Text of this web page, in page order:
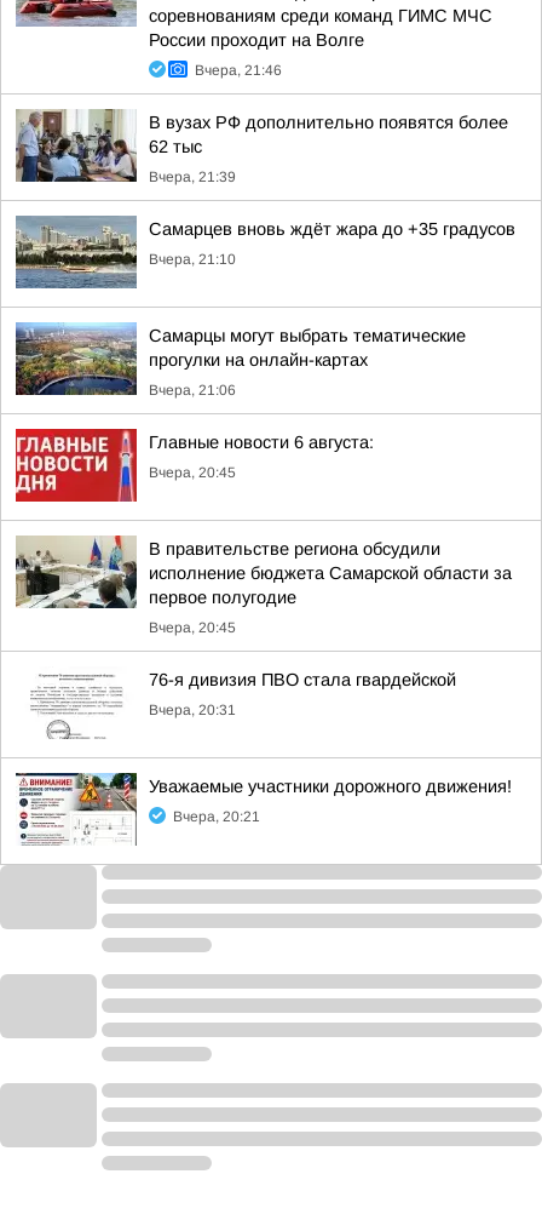
соревнованиям среди команд ГИМС МЧС
России проходит на Волге
Вчера, 21:46
В вузах РФ дополнительно появятся более
62 тыс
Вчера, 21:39
Самарцев вновь ждёт жара до +35 градусов
Вчера, 21:10
Самарцы могут выбрать тематические
прогулки на онлайн-картах
Вчера, 21:06
Главные новости 6 августа:
Вчера, 20:45
В правительстве региона обсудили
исполнение бюджета Самарской области за
первое полугодие
Вчера, 20:45
76-я дивизия ПВО стала гвардейской
Вчера, 20:31
Уважаемые участники дорожного движения!
Вчера, 20:21